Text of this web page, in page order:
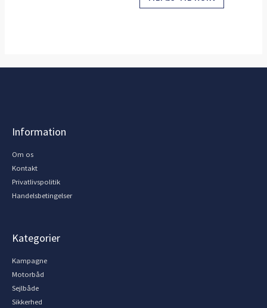
Information
Om os
Kontakt
Privatlivspolitik
Handelsbetingelser
Kategorier
Kampagne
Motorbåd
Sejlbåde
Sikkerhed